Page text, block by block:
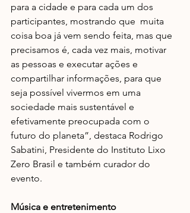
para a cidade e para cada um dos
participantes, mostrando que  muita
coisa boa já vem sendo feita, mas que
precisamos é, cada vez mais, motivar
as pessoas e executar ações e
compartilhar informações, para que
seja possível vivermos em uma
sociedade mais sustentável e
efetivamente preocupada com o
futuro do planeta”, destaca Rodrigo
Sabatini, Presidente do Instituto Lixo
Zero Brasil e também curador do
evento.
Música e entretenimento